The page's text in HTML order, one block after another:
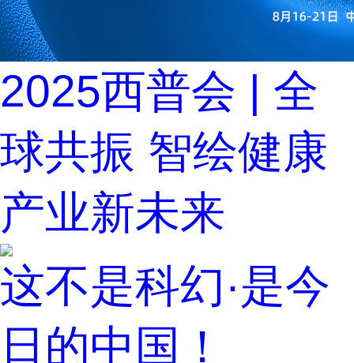
2025西普会 | 全
球共振 智绘健康
产业新未来
这不是科幻·是今
日的中国！